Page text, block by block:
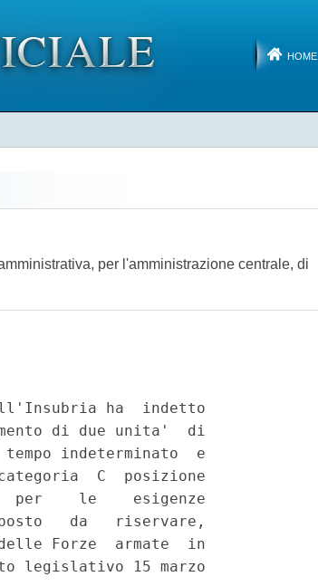
HOME
per l'amministrazione centrale, di